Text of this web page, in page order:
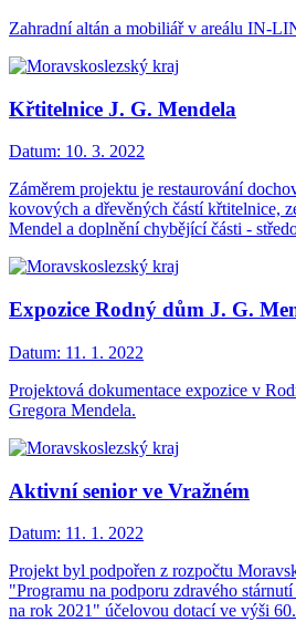
Zahradní altán a mobiliář v areálu IN-
Křtitelnice J. G. Mendela
Datum: 10. 3. 2022
Záměrem projektu je restaurování
kovových a dřevěných částí křtitelnice,
Mendel a doplnění chybějící části -
Expozice Rodný dům J. G.
Datum: 11. 1. 2022
Projektová dokumentace expozice v
Gregora Mendela.
Aktivní senior ve Vražném
Datum: 11. 1. 2022
Projekt byl podpořen z rozpočtu
"Programu na podporu zdravého
na rok 2021" účelovou dotací ve výši